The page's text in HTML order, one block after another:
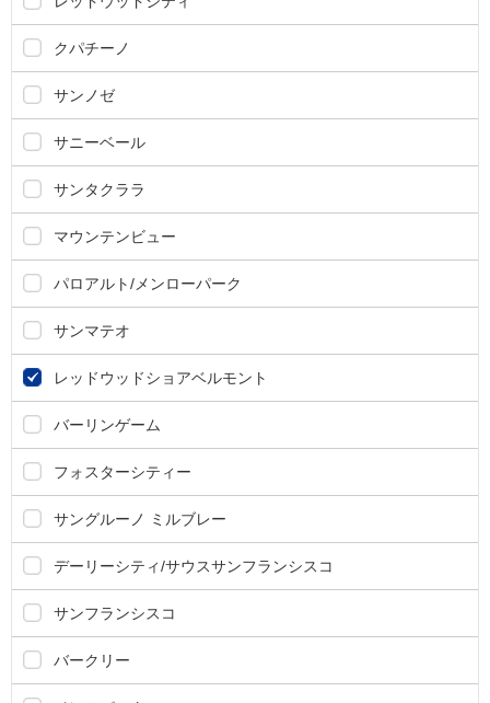
クパチーノ
サンノゼ
サニーベール
サンタクララ
マウンテンビュー
パロアルト/メンローパーク
サンマテオ
レッドウッドショアベルモント
バーリンゲーム
フォスターシティー
サングルーノ ミルブレー
デーリーシティ/サウスサンフランシスコ
サンフランシスコ
バークリー